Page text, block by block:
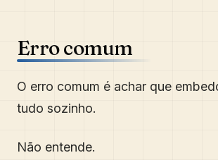
Erro comum
O erro comum é achar que
tudo sozinho.
Não entende.